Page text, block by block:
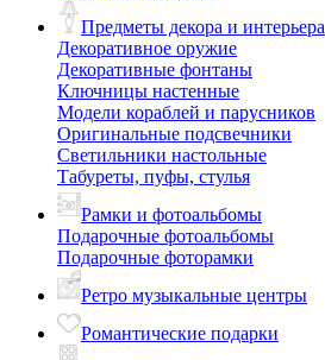
Предметы декора и интерьера
Декоративное оружие
Декоративные фонтаны
Ключницы настенные
Модели кораблей и парусников
Оригинальные подсвечники
Светильники настольные
Табуреты, пуфы, стулья
Рамки и фотоальбомы
Подарочные фотоальбомы
Подарочные фоторамки
Ретро музыкальные центры
Романтические подарки